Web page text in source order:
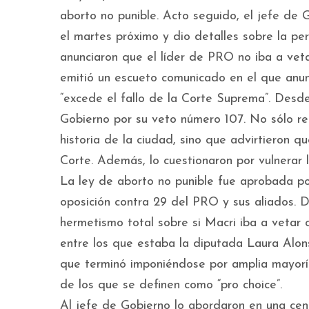
aborto no punible. Acto seguido, el jefe de
el martes próximo y dio detalles sobre la
anunciaron que el líder de PRO no iba a
emitió un escueto comunicado en el que
“excede el fallo de la Corte Suprema”.
Gobierno por su veto número 107. No sólo
historia de la ciudad, sino que advirtieron
Corte. Además, lo cuestionaron por
La ley de aborto no punible fue aprobada
oposición contra 29 del PRO y sus aliados.
hermetismo total sobre si Macri iba a vetar
entre los que estaba la diputada Laura
que terminó imponiéndose por amplia
de los que se definen como “pro choice”.
Al jefe de Gobierno lo abordaron en una